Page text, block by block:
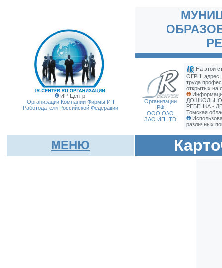
ИР-Центр.
Организации Компании Фирмы ИП
Работодатели Российской Федерации
Организации
РФ
ООО ОАО
ЗАО ИП LTD
На этой
ОГРН, адрес,
труда
открытых на
РЕБЕНКА -
Томская
различных
МЕНЮ